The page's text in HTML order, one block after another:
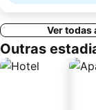
Ver todas
Outras